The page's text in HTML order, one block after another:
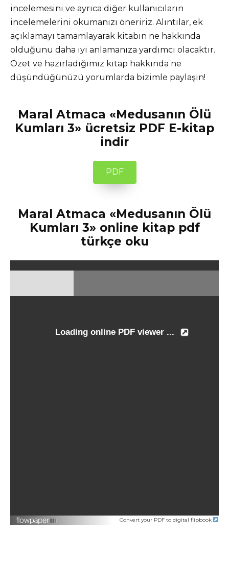
incelemesini ve ayrıca diğer kullanıcıların
incelemelerini okumanızı öneririz. Alıntılar, ek
açıklamayı tamamlayarak kitabın ne hakkında
olduğunu daha iyi anlamanıza yardımcı olacaktır.
Özet ve hazırladığımız kitap hakkında ne
düşündüğünüzü yorumlarda bizimle paylaşın!
Maral Atmaca «Medusanın Ölü
Kumları 3» ücretsiz PDF E-kitap
indir
PDF
Maral Atmaca «Medusanın Ölü
Kumları 3» online kitap pdf
türkçe oku
Convert your PDF to digital flipbook